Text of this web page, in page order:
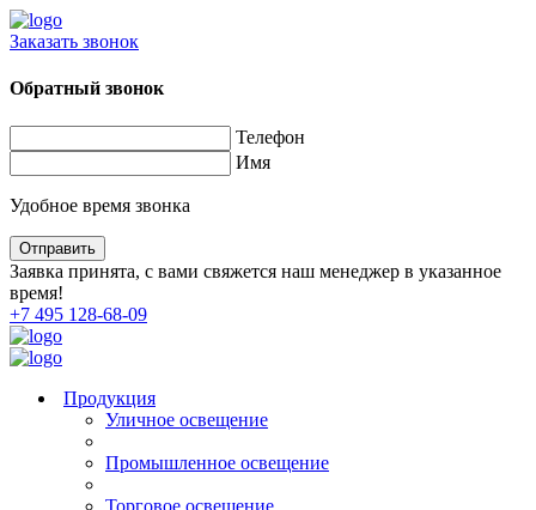
Заказать звонок
Обратный звонок
Телефон
Имя
Удобное время звонка
Заявка принята, с вами свяжется наш менеджер в указанное
время!
+7 495 128-68-09
Продукция
Уличное освещение
Промышленное освещение
Торговое освещение